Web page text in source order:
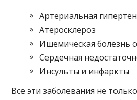
Артериальная
Атеросклероз
Ишемическая болезнь
Сердечная
Инсульты и инфаркты
Все эти заболевания не